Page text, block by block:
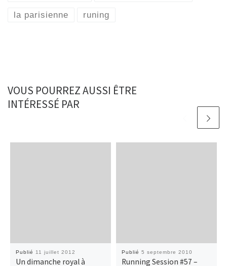
la parisienne runing
VOUS POURREZ AUSSI ÊTRE
INTÉRESSÉ PAR
Publié 11 juillet 2012
Un dimanche royal à
Publié5 septembre 2010
Running Session #57 –